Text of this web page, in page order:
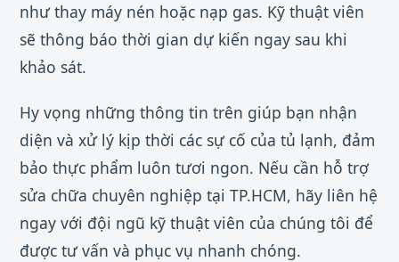
như thay máy nén hoặc nạp gas. Kỹ thuật viên
sẽ thông báo thời gian dự kiến ngay sau khi
khảo sát.
Hy vọng những thông tin trên giúp bạn nhận
diện và xử lý kịp thời các sự cố của tủ lạnh, đảm
bảo thực phẩm luôn tươi ngon. Nếu cần hỗ trợ
sửa chữa chuyên nghiệp tại TP.HCM, hãy liên hệ
ngay với đội ngũ kỹ thuật viên của chúng tôi để
được tư vấn và phục vụ nhanh chóng.